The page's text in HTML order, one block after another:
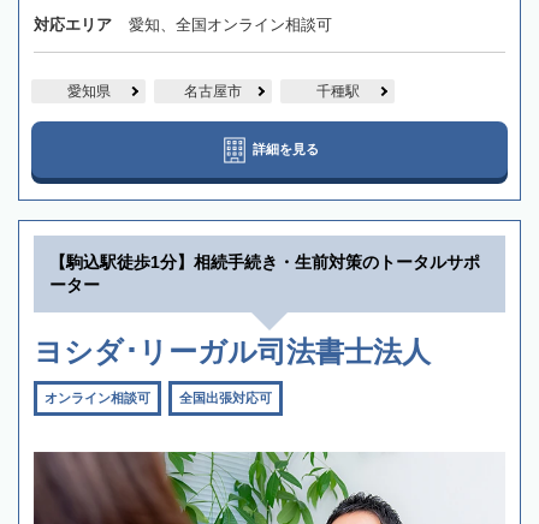
対応エリア 愛知、全国オンライン相談可
愛知県 名古屋市 千種駅
詳細を見る
【駒込駅徒歩1分】相続手続き・生前対策のトータルサポ
ーター
ヨシダ･リーガル司法書士法人
オンライン相談可 全国出張対応可